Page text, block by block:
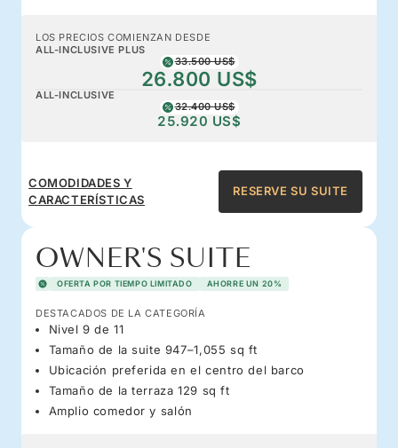
LOS PRECIOS COMIENZAN DESDE
ALL-INCLUSIVE PLUS
33.500 US$
26.800 US$
ALL-INCLUSIVE
32.400 US$
25.920 US$
COMODIDADES Y
CARACTERÍSTICAS
RESERVE SU SUITE
OWNER'S SUITE
OFERTA POR TIEMPO LIMITADO AHORRE UN 20%
DESTACADOS DE LA CATEGORÍA
Nivel 9 de 11
Tamaño de la suite 947–1,055 sq ft
Ubicación preferida en el centro del barco
Tamaño de la terraza 129 sq ft
Amplio comedor y salón